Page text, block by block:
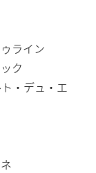
ライン
ク
・デュ・エ